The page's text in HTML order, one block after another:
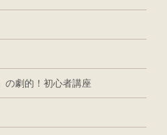
の劇的！初心者講座